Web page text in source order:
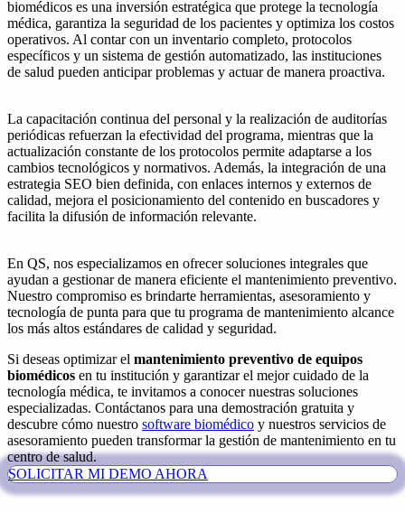
biomédicos es una inversión estratégica que protege la tecnología
médica, garantiza la seguridad de los pacientes y optimiza los costos
operativos. Al contar con un inventario completo, protocolos
específicos y un sistema de gestión automatizado, las instituciones
de salud pueden anticipar problemas y actuar de manera proactiva.
La capacitación continua del personal y la realización de auditorías
periódicas refuerzan la efectividad del programa, mientras que la
actualización constante de los protocolos permite adaptarse a los
cambios tecnológicos y normativos. Además, la integración de una
estrategia SEO bien definida, con enlaces internos y externos de
calidad, mejora el posicionamiento del contenido en buscadores y
facilita la difusión de información relevante.
En QS, nos especializamos en ofrecer soluciones integrales que
ayudan a gestionar de manera eficiente el mantenimiento preventivo.
Nuestro compromiso es brindarte herramientas, asesoramiento y
tecnología de punta para que tu programa de mantenimiento alcance
los más altos estándares de calidad y seguridad.
Si deseas optimizar el mantenimiento preventivo de equipos
biomédicos en tu institución y garantizar el mejor cuidado de la
tecnología médica, te invitamos a conocer nuestras soluciones
especializadas. Contáctanos para una demostración gratuita y
descubre cómo nuestro software biomédico y nuestros servicios de
asesoramiento pueden transformar la gestión de mantenimiento en tu
centro de salud.
SOLICITAR MI DEMO AHORA